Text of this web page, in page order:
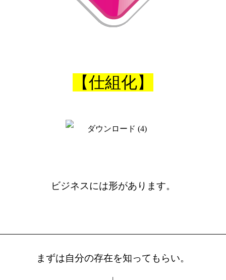
【仕組化】
ビジネスには形があります。
まずは自分の存在を知ってもらい。